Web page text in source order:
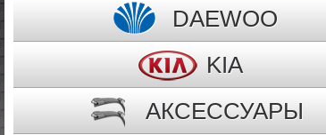
DAEWOO
KIA
АКСЕССУАРЫ